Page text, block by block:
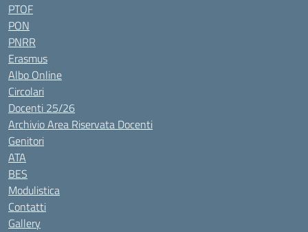
PTOF
PON
PNRR
Erasmus
Albo Online
Circolari
Docenti 25/26
Archivio Area Riservata Docenti
Genitori
ATA
BES
Modulistica
Contatti
Gallery